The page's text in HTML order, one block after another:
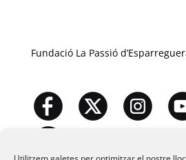
Fundació La Passió